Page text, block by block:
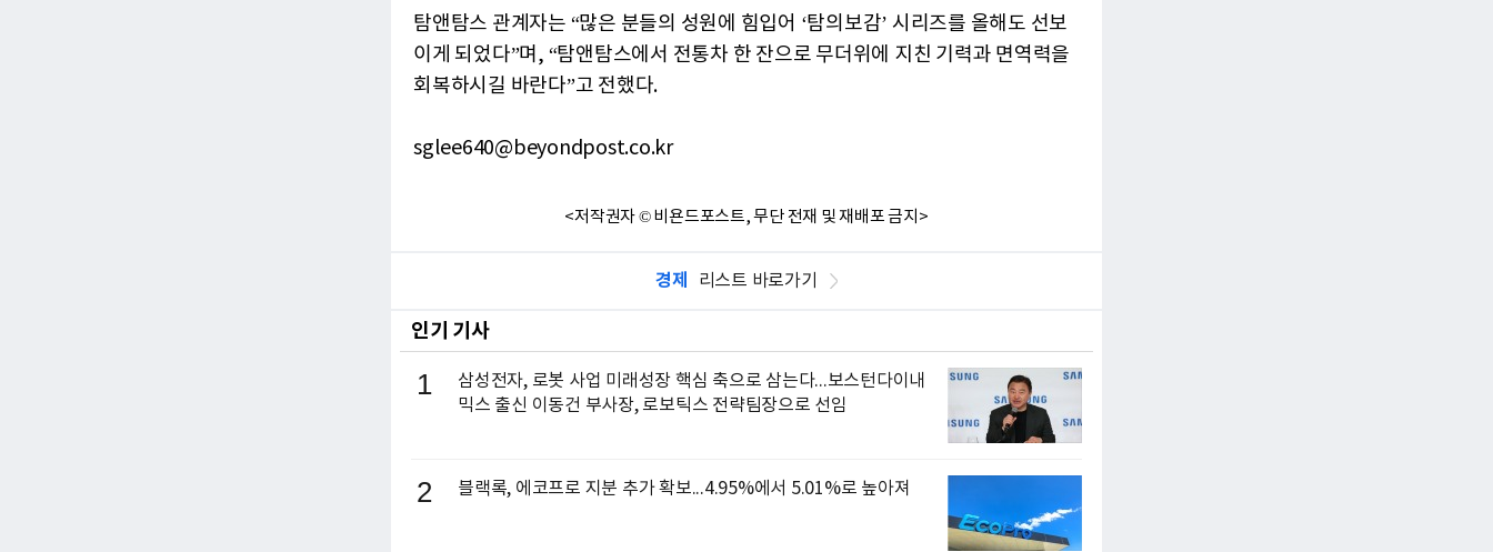
탐앤탐스 관계자는 “많은 분들의 성원에 힘입어 ‘탐의보감’ 시리즈를 올해도 선보
이게 되었다”며, “탐앤탐스에서 전통차 한 잔으로 무더위에 지친 기력과 면역력을
회복하시길 바란다”고 전했다.
sglee640@beyondpost.co.kr
<저작권자 © 비욘드포스트, 무단 전재 및 재배포 금지>
경제 리스트 바로가기
인기 기사
1
삼성전자, 로봇 사업 미래성장 핵심 축으로 삼는다...보스턴다이내
믹스 출신 이동건 부사장, 로보틱스 전략팀장으로 선임
2 블랙록, 에코프로 지분 추가 확보...4.95%에서 5.01%로 높아져